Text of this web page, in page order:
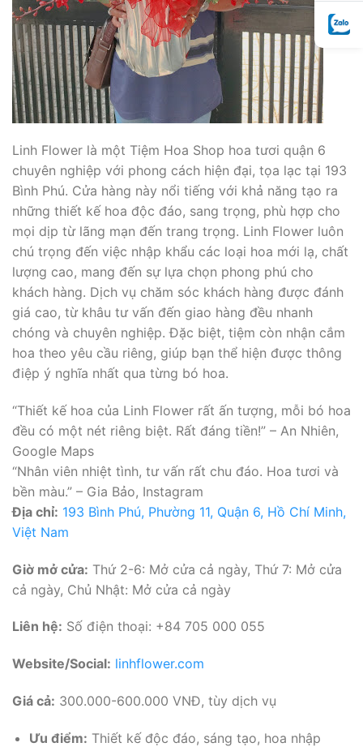
Linh Flower là một Tiệm Hoa Shop hoa tươi quận 6
chuyên nghiệp với phong cách hiện đại, tọa lạc tại 193
Bình Phú. Cửa hàng này nổi tiếng với khả năng tạo ra
những thiết kế hoa độc đáo, sang trọng, phù hợp cho
mọi dịp từ lãng mạn đến trang trọng. Linh Flower luôn
chú trọng đến việc nhập khẩu các loại hoa mới lạ, chất
lượng cao, mang đến sự lựa chọn phong phú cho
khách hàng. Dịch vụ chăm sóc khách hàng được đánh
giá cao, từ khâu tư vấn đến giao hàng đều nhanh
chóng và chuyên nghiệp. Đặc biệt, tiệm còn nhận cắm
hoa theo yêu cầu riêng, giúp bạn thể hiện được thông
điệp ý nghĩa nhất qua từng bó hoa.
“Thiết kế hoa của Linh Flower rất ấn tượng, mỗi bó hoa
đều có một nét riêng biệt. Rất đáng tiền!” – An Nhiên,
Google Maps
“Nhân viên nhiệt tình, tư vấn rất chu đáo. Hoa tươi và
bền màu.” – Gia Bảo, Instagram
Địa chỉ: 193 Bình Phú, Phường 11, Quận 6, Hồ Chí Minh,
Việt Nam
Giờ mở cửa: Thứ 2-6: Mở cửa cả ngày, Thứ 7: Mở cửa
cả ngày, Chủ Nhật: Mở cửa cả ngày
Liên hệ: Số điện thoại: +84 705 000 055
Website/Social: linhflower.com
Giá cả: 300.000-600.000 VNĐ, tùy dịch vụ
Ưu điểm: Thiết kế độc đáo, sáng tạo, hoa nhập